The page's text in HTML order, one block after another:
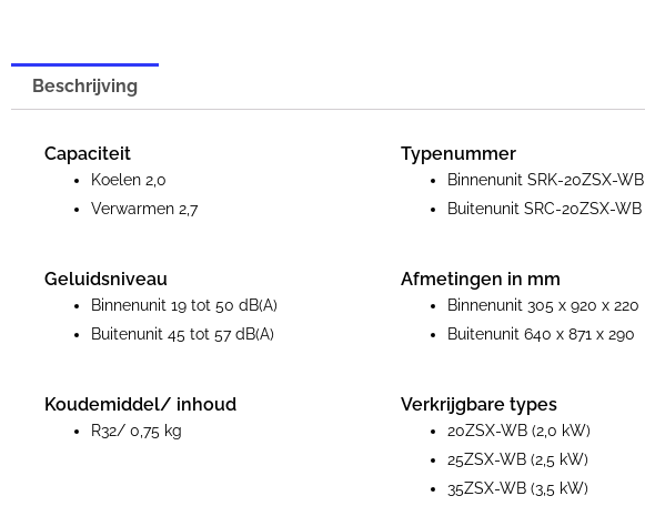
Beschrijving
Capaciteit
Koelen 2,0
Verwarmen 2,7
Typenummer
Binnenunit SRK-20ZSX-WB
Buitenunit SRC-20ZSX-WB
Geluidsniveau
Binnenunit 19 tot 50 dB(A)
Buitenunit 45 tot 57 dB(A)
Afmetingen in mm
Binnenunit 305 x 920 x 220
Buitenunit 640 x 871 x 290
Koudemiddel/ inhoud
R32/ 0,75 kg
Verkrijgbare types
20ZSX-WB (2,0 kW)
25ZSX-WB (2,5 kW)
35ZSX-WB (3,5 kW)